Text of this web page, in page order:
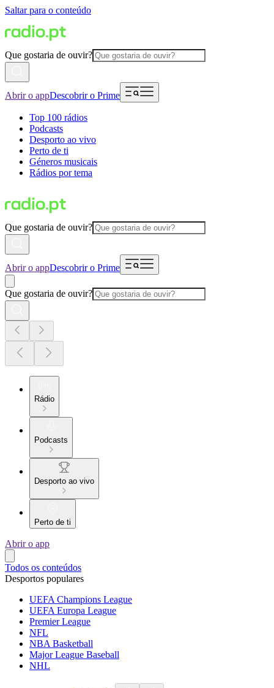
Saltar para o conteúdo
Que gostaria de ouvir?
Abrir o appDescobrir o Prime
Top 100 rádios
Podcasts
Desporto ao vivo
Perto de ti
Géneros musicais
Rádios por tema
Que gostaria de ouvir?
Abrir o appDescobrir o Prime
Que gostaria de ouvir?
Rádio
Podcasts
Desporto ao vivo
Perto de ti
Abrir o app
Todos os conteúdos
Desportos populares
UEFA Champions League
UEFA Europa League
Premier League
NFL
NBA Basketball
Major League Baseball
NHL